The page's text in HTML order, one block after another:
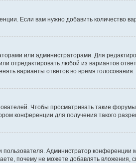
Если вам нужно добавить
или администраторами. Для
отредактировать любой из вариантов
варианты ответов во время голосования.
Чтобы просматривать такие
конференции для получения такого
Администратор
почему не можете добавлять вложения,